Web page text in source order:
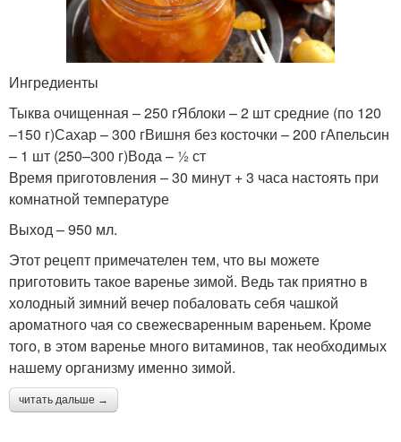
Ингредиенты
Тыква очищенная – 250 гЯблоки – 2 шт средние (по 120
–150 г)Сахар – 300 гВишня без косточки – 200 гАпельсин
– 1 шт (250–300 г)Вода – ½ ст
Время приготовления – 30 минут + 3 часа настоять при
комнатной температуре
Выход – 950 мл.
Этот рецепт примечателен тем, что вы можете
приготовить такое варенье зимой. Ведь так приятно в
холодный зимний вечер побаловать себя чашкой
ароматного чая со свежесваренным вареньем. Кроме
того, в этом варенье много витаминов, так необходимых
нашему организму именно зимой.
читать дальше →